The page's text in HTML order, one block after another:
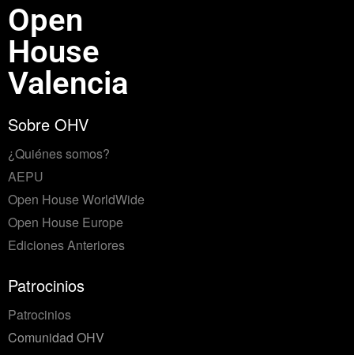
Open
House
Valencia
Sobre OHV
¿Quiénes somos?
AEPU
Open House WorldWide
Open House Europe
Ediciones Anteriores
Patrocinios
Patrocinios
Comunidad OHV